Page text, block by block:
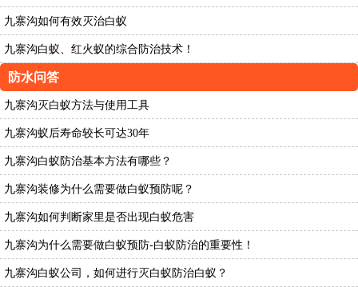
九寨沟如何有效灭治白蚁
九寨沟白蚁、红火蚁的综合防治技术！
防水问答
九寨沟灭白蚁方法与使用工具
九寨沟蚁后寿命较长可达30年
九寨沟白蚁防治基本方法有哪些？
九寨沟装修为什么需要做白蚁预防呢？
九寨沟如何判断家里是否出现白蚁危害
九寨沟为什么需要做白蚁预防-白蚁防治的重要性！
九寨沟白蚁公司，如何进行灭白蚁防治白蚁？